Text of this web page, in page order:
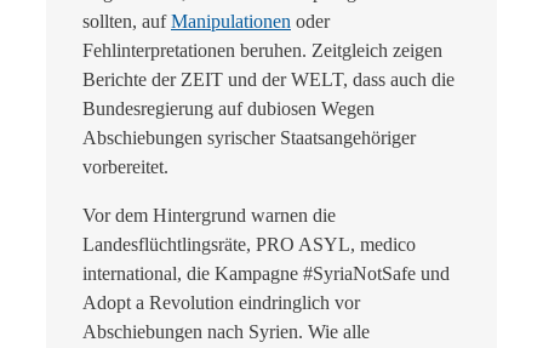
sollten, aufManipulationen oder
Fehlinterpretationen beruhen. Zeitgleich zeigen
Berichte der ZEIT und der WELT, dass auch die
Bundesregierung auf dubiosen Wegen
Abschiebungen syrischer Staatsangehöriger
vorbereitet.
Vor dem Hintergrund warnen die
Landesflüchtlingsräte, PRO ASYL, medico
international, die Kampagne #SyriaNotSafe und
Adopt a Revolution eindringlich vor
Abschiebungen nach Syrien. Wie alle